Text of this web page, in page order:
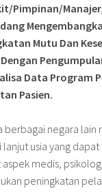
Pimpinan/
Mutu Dan
Data Program
Pasien.
berbagai negara lain
usia yang
medis,
peningkatan